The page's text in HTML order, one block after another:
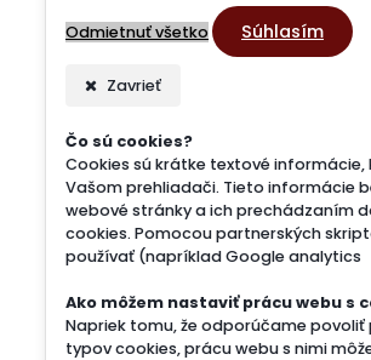
Odmietnuť všetko Súhlasím
Zavrieť
Čo sú cookies?
Cookies sú krátke textové informácie,
Vašom prehliadači. Tieto informácie
webové stránky a ich prechádzaním
cookies. Pomocou partnerských
používať (napríklad Google analytics
Ako môžem nastaviť prácu webu s
Napriek tomu, že odporúčame povoliť
typov cookies, prácu webu s nimi